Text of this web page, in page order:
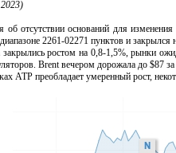
оснований для изменения
2261-02271 пунктов и
ростом на 0,8-1,5%, рынки
Brent вечером дорожала до $87 за
АТР преобладает умеренный рост,